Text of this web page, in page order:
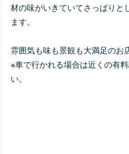
材の味がいきていてさっぱりと
ます。
雰囲気も味も景観も大満足のお
※車で行かれる場合は近くの有
い。